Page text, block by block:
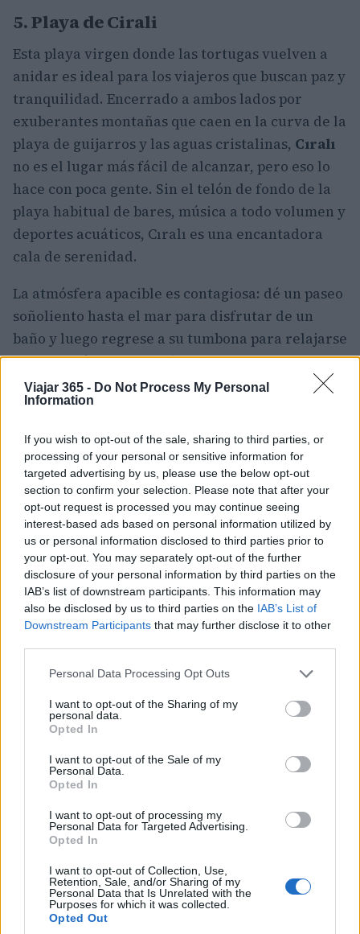
Viajar 365 - Do Not Process My Personal
Information
If you wish to opt-out of the sale, sharing to third parties, or
processing of your personal or sensitive information for
targeted advertising by us, please use the below opt-out
section to confirm your selection. Please note that after your
opt-out request is processed you may continue seeing
interest-based ads based on personal information utilized by
us or personal information disclosed to third parties prior to
your opt-out. You may separately opt-out of the further
disclosure of your personal information by third parties on the
IAB’s list of downstream participants. This information may
also be disclosed by us to third parties on the IAB’s List of
Downstream Participants that may further disclose it to other
Please note that this website/app uses one or more Google
not limited to your visit or usage behaviour. You may click to
grant or deny consent to Google and its third-party tags to
use your data for below specified purposes in below Google
consent section.
Personal Data Processing Opt Outs
I want to opt-out of the Sharing of my
personal data.
Opted In
I want to opt-out of the Sale of my
Personal Data.
Opted In
I want to opt-out of processing my
Personal Data for Targeted Advertising.
Opted In
I want to opt-out of Collection, Use,
Retention, Sale, and/or Sharing of my
Personal Data that Is Unrelated with the
Purposes for which it was collected.
Opted Out
5. Playa de Cirali
Esta playa virgen donde las tortugas vuelven a
anidar es ideal para los viajeros que buscan paz y
tranquilidad. Encerrado a ambos lados por
exuberantes montañas que caen en la curva de la
playa de guijarros y las aguas cristalinas, Cıralı
no es el lugar más fácil de alcanzar, pero eso lo
hace con poca gente. Sin el telón de fondo de la
playa habitual de bares, música a todo volumen y
deportes acuáticos, Cıralı es una encantadora
cala de serenidad.
La atmósfera apacible es contagiosa: dé un paseo
soñoliento hasta el mar para disfrutar de un
baño y luego regrese a su tumbona para relajarse
un poco más. Es casi difícil de creer que a lo largo
de la costa desde aquí, los centros turísticos en
auge se extienden a lo largo de los frentes
Al oeste de la playa, más lejos a lo largo de la
arena pedregosa, se encuentran las ruinas del
Olimpo que se desmoronan. Y, si está realmente
entusiasmado, puede optar por subir al Monte
Olimpo.
4. Ovabuku
Mares azul cobalto, hermosos paisajes naturales
y guijarros de arena suave: la pequeña y
encantadora bahía de Ovabükü en la península
de Datça realmente lo tiene todo. Repleta de un
encanto increíblemente hermoso, la playa
local que sirven panes, pescado fresco y
ensaladas a la sombra de los pinos
circundantes. También hay algunas bonitas
pensiones aquí, para que pueda pasar una noche
playa de Ovabükü.
La playa en sí puede ser bastante pequeña, pero,